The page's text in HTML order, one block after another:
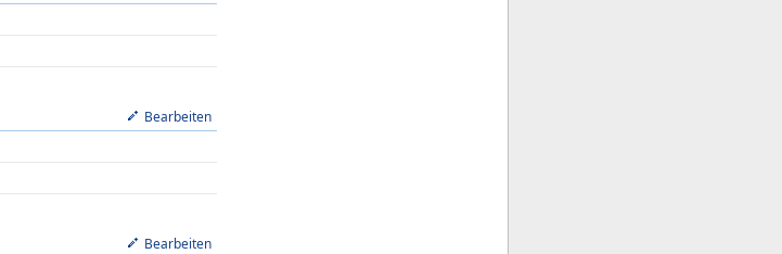
Bearbeiten
Bearbeiten